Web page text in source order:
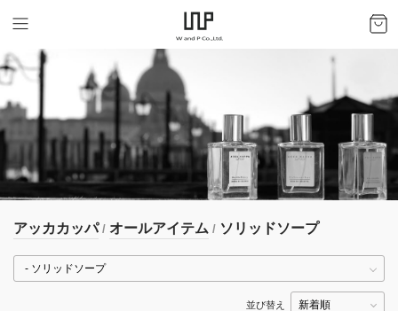
アッカカッパ / オールアイテム / ソリッドソープ
並び替え